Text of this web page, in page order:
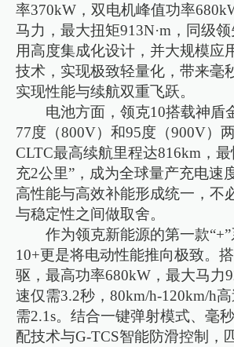
率370kW，双电机峰值功率
马力，最大扭矩913N·m，同级
用高度集成化设计，并大规模应
技术，实现极致轻量化，带来毫
实现性能与续航双重飞跃。
电池方面，领克10搭载神盾
77度（800V）和95度（900V）
CLTC最高续航里程达816km，
充2公里”，成为全球量产充电速
高性能与高效补能形成统一，不
与稳定性之间做取舍。
作为领克新能源的第一款
10+更是将电动性能推向极致。
驱，最高功率680kW，最大马力
速仅需3.2秒，80km/h-120km/h
需2.1s。结合一键弹射模式、毫
配技术与G-TCS智能防滑控制，